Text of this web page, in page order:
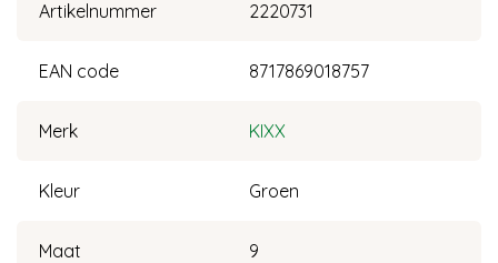
Artikelnummer 2220731
EAN code 8717869018757
Merk KIXX
Kleur Groen
Maat 9